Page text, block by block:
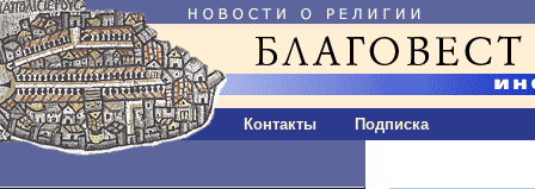
Контакты Подписка